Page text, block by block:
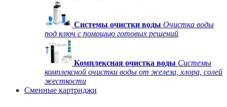
Системы очистки воды Очистка воды
под ключ с помощью готовых решений
Комплексная очистка воды Системы
комплексной очистки воды от железа, хлора, солей
жесткости
Сменные картриджи